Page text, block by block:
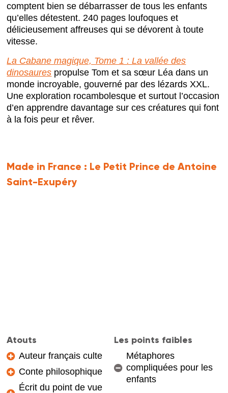
comptent bien se débarrasser de tous les enfants
qu’elles détestent. 240 pages loufoques et
délicieusement affreuses qui se dévorent à toute
vitesse.
La Cabane magique, Tome 1 : La vallée des
dinosaures propulse Tom et sa sœur Léa dans un
monde incroyable, gouverné par des lézards XXL.
Une exploration rocambolesque et surtout l’occasion
d’en apprendre davantage sur ces créatures qui font
à la fois peur et rêver.
Made in France : Le Petit Prince de Antoine
Saint-Exupéry
Atouts
Auteur français culte
Conte philosophique
Écrit du point de vue
Les points faibles
Métaphores
compliquées pour les
enfants